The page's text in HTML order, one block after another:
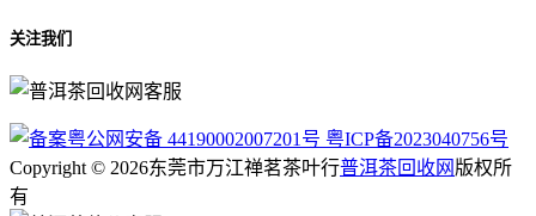
关注我们
粤公网安备 44190002007201号 粤ICP备2023040756号
Copyright © 2026东莞市万江禅茗茶叶行普洱茶回收网 版权所
有